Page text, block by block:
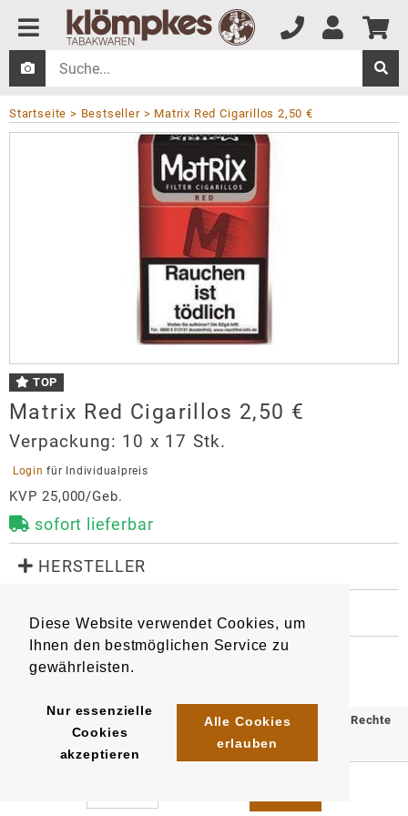
Diese Website verwendet Cookies, um
Ihnen den bestmöglichen Service zu
gewährleisten.
Nur essenzielle
Cookies
akzeptieren
Alle Cookies
erlauben
Startseite Bestseller Matrix Red Cigarillos 2,50 €
TOP
Matrix Red Cigarillos 2,50 €
Verpackung: 10 x 17 Stk.
Login für Individualpreis
KVP 25,000/Geb.
sofort lieferbar
HERSTELLER
Hersteller
Continental Tobacco Germany GmbH
Tabakwaren
99869 Tüttleben
germany@continentaltobacco.com
https://continentaltobacco.com/de/main-page-de/
Artikel 7760 EAN/ Stück 5998900519782
EAN/Gebinde10:
5998900541240
EAN/Umkarton250
© 2025 Klömpkes Heinrich Inh. Marion Winkels e.K. Alle Rechte
vorbehalten.